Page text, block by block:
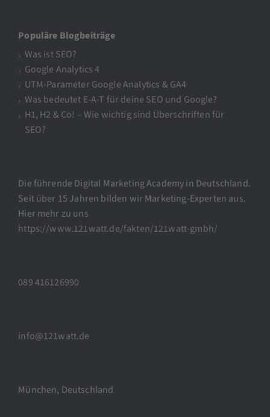
Populäre Blogbeiträge
Was ist SEO?
Google Analytics 4
UTM-Parameter Google Analytics & GA4
Was bedeutet E-A-T für deine SEO und Google?
H1, H2 & Co! – Wie wichtig sind Überschriften für
SEO?
Die führende Digital Marketing Academy in Deutschland.
Seit über 15 Jahren bilden wir Marketing-Experten aus.
Hier mehr zu uns
https://www.121watt.de/fakten/121watt-gmbh/
089 416126990
info@121watt.de
München, Deutschland